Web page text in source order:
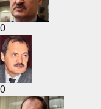
0
0